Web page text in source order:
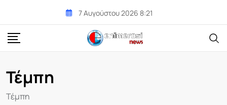
content
7 Αυγούστου 2026 8:21
Τέμπη
Τέμπη